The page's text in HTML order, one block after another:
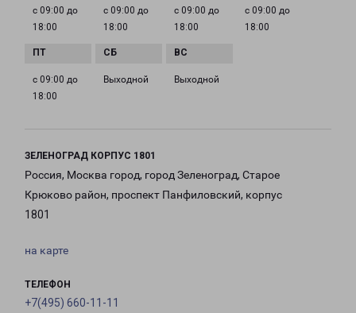
с 09:00 до
18:00
с 09:00 до
18:00
с 09:00 до
18:00
с 09:00 до
18:00
с 09:00 до
18:00
Выходной Выходной
ЗЕЛЕНОГРАД КОРПУС 1801
Россия, Москва город, город Зеленоград, Старое
Крюково район, проспект Панфиловский, корпус
1801
на карте
ТЕЛЕФОН
+7(495) 660-11-11